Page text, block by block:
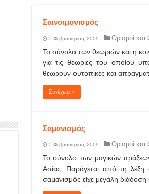
Σαινσιμονισμός
5 Φεβρουαρίου, 2009 Ορισμοί και
Το σύνολο των θεωριών και η
για τις θεωρίες του οποίου
θεωρούν ουτοπικές και
Συνέχεια »
Σαμανισμός
5 Φεβρουαρίου, 2009 Ορισμοί και
Το σύνολο των μαγικών
Ασίας. Παράγεται από τη
σαμανισμός είχε μεγάλη